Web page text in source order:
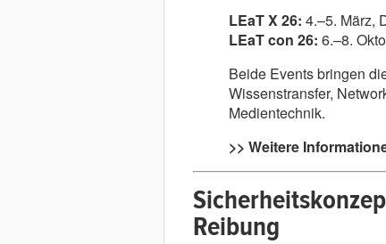
LEaT X 26: 4.–5. März,
LEaT con 26: 6.–8.
Beide Events bringen
Wissenstransfer,
Medientechnik.
>> Weitere
Reibung